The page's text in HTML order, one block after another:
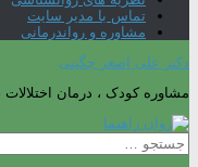
تماس با مدیر سایت
مشاوره و رواندرمانی
دکتر علی اصغر چگینی
مشاوره کودک ، درمان
جستجو
برای: